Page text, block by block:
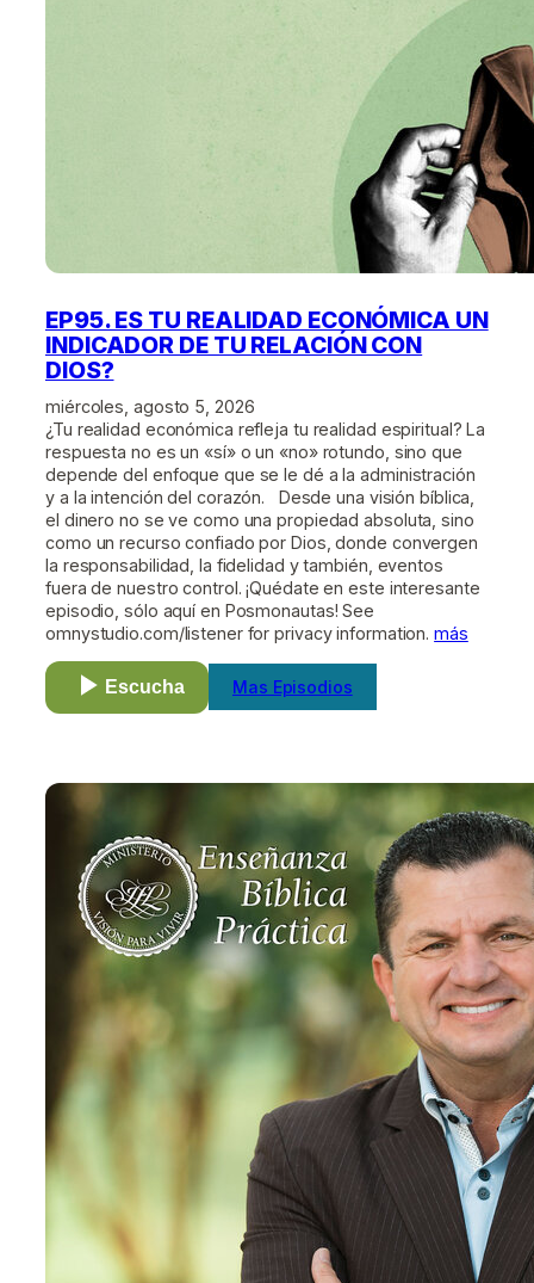
EP95. ES TU REALIDAD ECONÓMICA UN
INDICADOR DE TU RELACIÓN CON
DIOS?
miércoles, agosto 5, 2026
¿Tu realidad económica refleja tu realidad espiritual? La
respuesta no es un «sí» o un «no» rotundo, sino que
depende del enfoque que se le dé a la administración
y a la intención del corazón. Desde una visión bíblica,
el dinero no se ve como una propiedad absoluta, sino
como un recurso confiado por Dios, donde convergen
la responsabilidad, la fidelidad y también, eventos
fuera de nuestro control. ¡Quédate en este interesante
episodio, sólo aquí en Posmonautas! See
omnystudio.com/listener for privacy information.más
Escucha Mas Episodios